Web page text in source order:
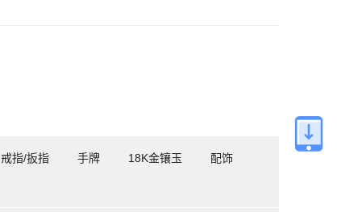
戒指/扳指 手牌 18K金镶玉 配饰